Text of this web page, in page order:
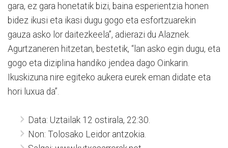
gara, ez gara honetatik bizi, baina esperientzia honen
bidez ikusi eta ikasi dugu gogo eta esfortzuarekin
gauza asko lor daitezkeela”, adierazi du Alaznek.
Agurtzaneren hitzetan, bestetik, “lan asko egin dugu, eta
gogo eta diziplina handiko jendea dago Oinkarin.
Ikuskizuna nire egiteko aukera eurek eman didate eta
hori luxua da”.
Data: Uztailak 12 ostirala, 22:30.
Non: Tolosako Leidor antzokia.